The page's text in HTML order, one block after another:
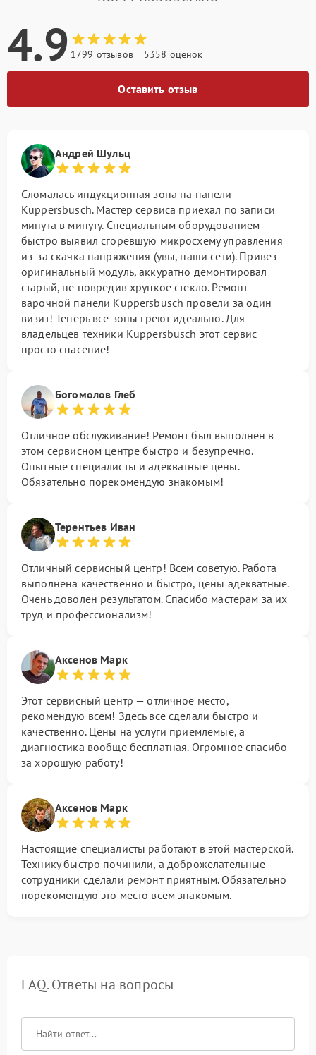
4.9 1799 отзывов 5358 оценок
Оставить отзыв
Андрей Шульц
Сломалась индукционная зона на панели
Kuppersbusch. Мастер сервиса приехал по записи
минута в минуту. Специальным оборудованием
быстро выявил сгоревшую микросхему управления
из-за скачка напряжения (увы, наши сети). Привез
оригинальный модуль, аккуратно демонтировал
старый, не повредив хрупкое стекло. Ремонт
варочной панели Kuppersbusch провели за один
визит! Теперь все зоны греют идеально. Для
владельцев техники Kuppersbusch этот сервис
просто спасение!
Богомолов Глеб
Отличное обслуживание! Ремонт был выполнен в
этом сервисном центре быстро и безупречно.
Опытные специалисты и адекватные цены.
Обязательно порекомендую знакомым!
Терентьев Иван
Отличный сервисный центр! Всем советую. Работа
выполнена качественно и быстро, цены адекватные.
Очень доволен результатом. Спасибо мастерам за их
труд и профессионализм!
Аксенов Марк
Этот сервисный центр — отличное место,
рекомендую всем! Здесь все сделали быстро и
качественно. Цены на услуги приемлемые, а
диагностика вообще бесплатная. Огромное спасибо
за хорошую работу!
Аксенов Марк
Настоящие специалисты работают в этой мастерской.
Технику быстро починили, а доброжелательные
сотрудники сделали ремонт приятным. Обязательно
порекомендую это место всем знакомым.
FAQ. Ответы на вопросы